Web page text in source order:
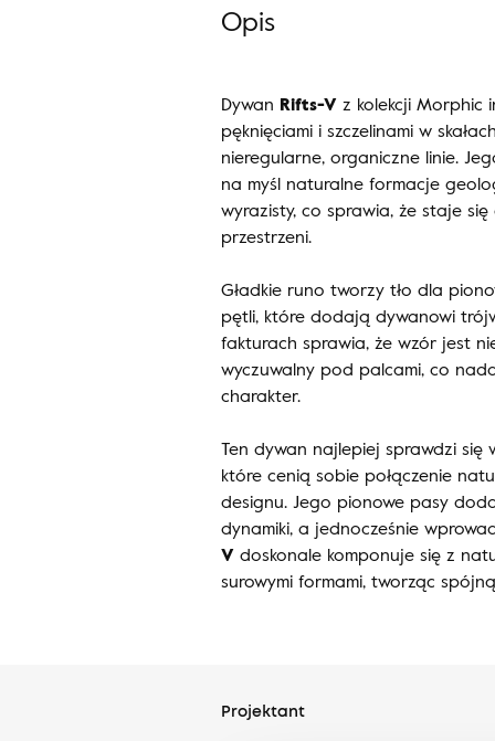
Opis
Dywan Rifts-V z kolekcji Morphic
pęknięciami i szczelinami w
nieregularne, organiczne linie.
na myśl naturalne formacje
wyrazisty, co sprawia, że staje
przestrzeni.
Gładkie runo tworzy tło dla
pętli, które dodają dywanowi
fakturach sprawia, że wzór jest
wyczuwalny pod palcami, co
charakter.
Ten dywan najlepiej sprawdzi się
które cenią sobie połączenie
designu. Jego pionowe pasy
dynamiki, a jednocześnie
V doskonale komponuje się z
surowymi formami, tworząc
Projektant